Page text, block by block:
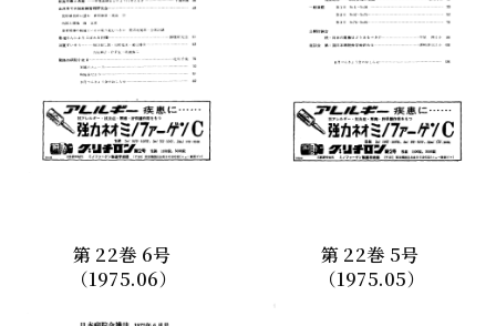
第 22巻 6号
（1975.06）
第 22巻 5号
（1975.05）